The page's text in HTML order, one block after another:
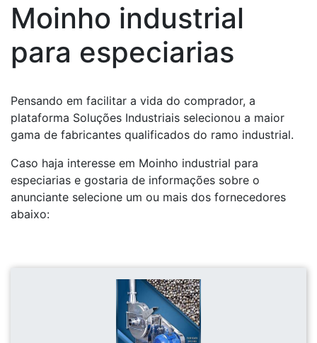
Moinho industrial
para especiarias
Pensando em facilitar a vida do comprador, a
plataforma Soluções Industriais selecionou a maior
gama de fabricantes qualificados do ramo industrial.
Caso haja interesse em Moinho industrial para
especiarias e gostaria de informações sobre o
anunciante selecione um ou mais dos fornecedores
abaixo: